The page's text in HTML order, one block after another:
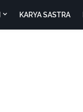
KARYA SASTRA